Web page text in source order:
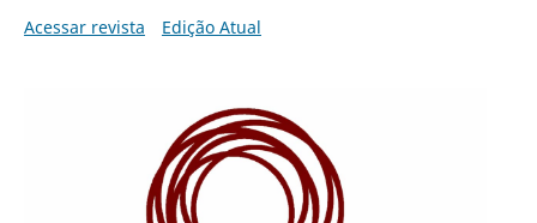
Acessar revista
Edição Atual